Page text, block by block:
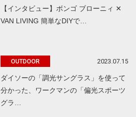
【インタビュー】ボンゴ ブローニィ ✕
VAN LIVING 簡単なDIYで…
OUTDOOR 2023.07.15
ダイソーの「調光サングラス」を使って
分かった、ワークマンの「偏光スポーツ
グラ…